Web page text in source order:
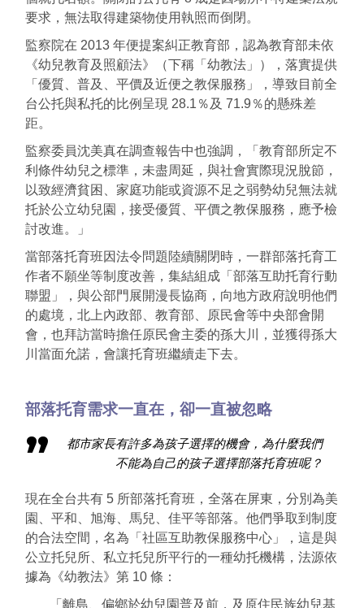
要求，無法取得建築物使用執照而倒閉。
監察院在 2013 年便提案糾正教育部，認為教育部未依
《幼兒教育及照顧法》（下稱「幼教法」），落實提供
「優質、普及、平價及近便之教保服務」，導致目前全
台公托與私托的比例呈現 28.1％及 71.9％的懸殊差
距。
監察委員沈美真在調查報告中也強調，「教育部所定不
利條件幼兒之標準，未盡周延，與社會實際現況脫節，
以致經濟貧困、家庭功能或資源不足之弱勢幼兒無法就
托於公立幼兒園，接受優質、平價之教保服務，應予檢
討改進。」
當部落托育班因法令問題陸續關閉時，一群部落托育工
作者不願坐等制度改善，集結組成「部落互助托育行動
聯盟」，與公部門展開漫長協商，向地方政府說明他們
的處境，北上內政部、教育部、原民會等中央部會開
會，也拜訪當時擔任原民會主委的孫大川，並獲得孫大
川當面允諾，會讓托育班繼續走下去。
部落托育需求一直在，卻一直被忽略
都市家長有許多為孩子選擇的機會，為什麼我們
不能為自己的孩子選擇部落托育班呢？
現在全台共有 5 所部落托育班，全落在屏東，分別為美
園、平和、旭海、馬兒、佳平等部落。他們爭取到制度
的合法空間，名為「社區互助教保服務中心」，這是與
公立托兒所、私立托兒所平行的一種幼托機構，法源依
據為《幼教法》第 10 條：
「離島、偏鄉於幼兒園普及前，及原住民族幼兒基